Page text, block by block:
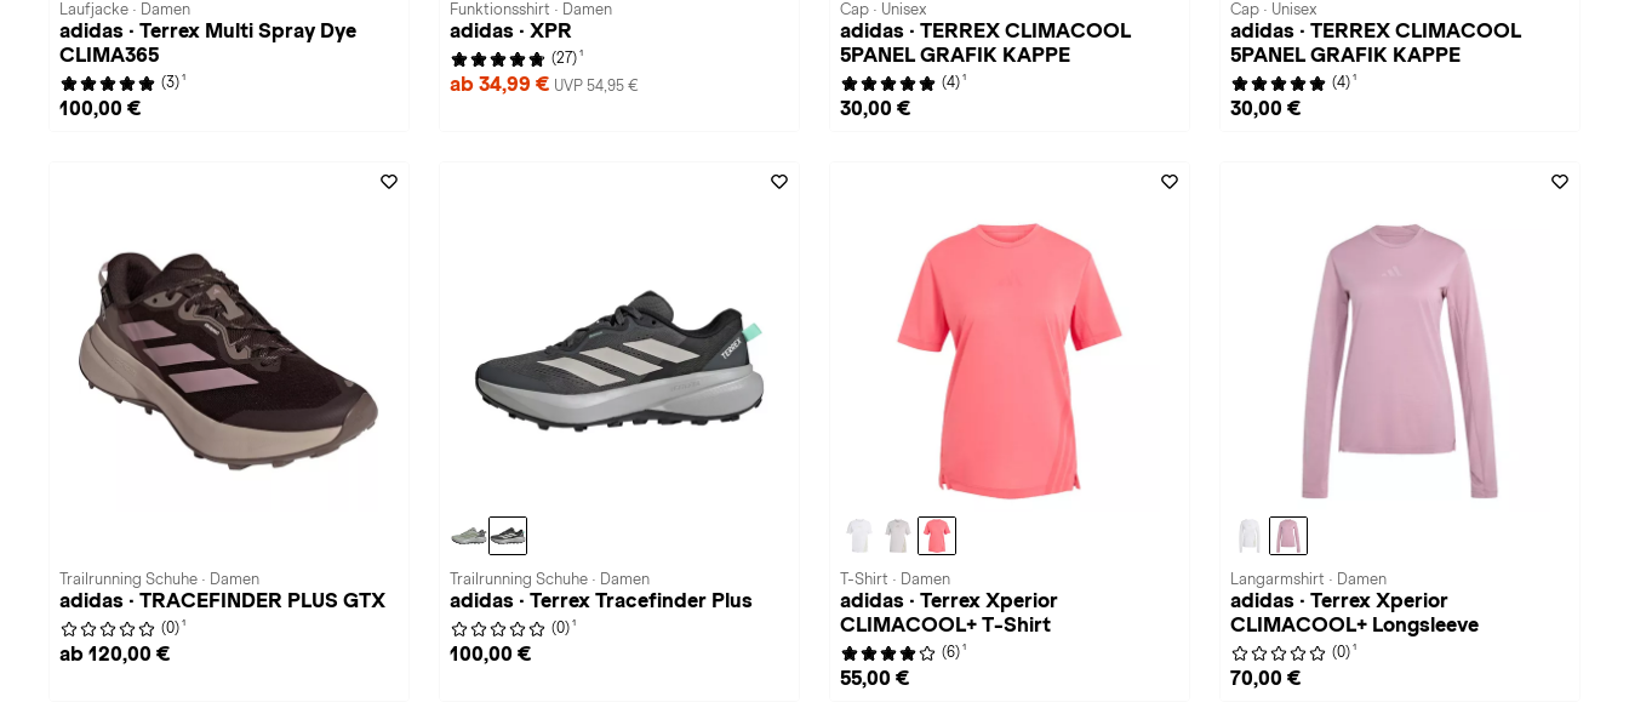
Laufjacke · Damen
adidas · Terrex Multi Spray Dye
CLIMA365
(3) 1
100,00 €
Funktionsshirt · Damen
adidas · XPR
(27) 1
ab 34,99 € UVP 54,95 €
Cap · Unisex
adidas · TERREX CLIMACOOL
5PANEL GRAFIK KAPPE
(4) 1
30,00 €
Cap · Unisex
adidas · TERREX CLIMACOOL
5PANEL GRAFIK KAPPE
(4) 1
30,00 €
Trailrunning Schuhe · Damen
adidas · TRACEFINDER PLUS GTX
(0) 1
ab 120,00 €
Trailrunning Schuhe · Damen
adidas · Terrex Tracefinder Plus
(0) 1
100,00 €
T-Shirt · Damen
adidas · Terrex Xperior
CLIMACOOL+ T-Shirt
(6) 1
55,00 €
Langarmshirt · Damen
adidas · Terrex Xperior
CLIMACOOL+ Longsleeve
(0) 1
70,00 €